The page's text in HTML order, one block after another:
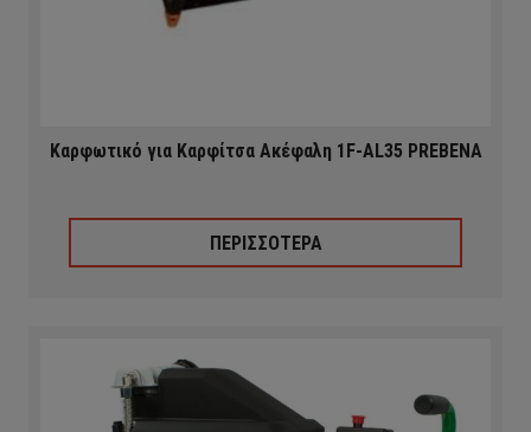
Καρφωτικό για Καρφίτσα Ακέφαλη 1F-AL35 PREBENA
ΠΕΡΙΣΣΟΤΕΡΑ